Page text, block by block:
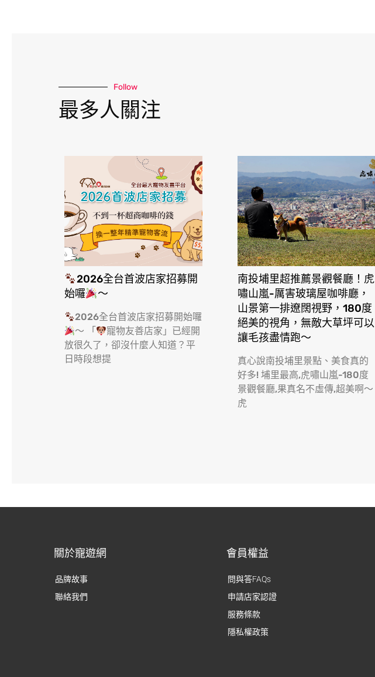
Follow
最多人關注
2026全台首波店家招募開
始囉
～
2026全台首波店家招募開始囉
～ 「
寵物友善店家」已經開
放很久了，卻沒什麼人知道？平
日時段想提
南投埔里超推薦景觀餐廳！虎
嘯山嵐-厲害玻璃屋咖啡廳，
山景第一排遼闊視野，180度
絕美的視角，無敵大草坪可以
讓毛孩盡情跑〜
真心說南投埔里景點、美食真的
好多! 埔里最高,虎嘯山嵐-180度
景觀餐廳,果真名不虛傳,超美啊〜
虎
關於寵遊網
品牌故事
聯絡我們
會員權益
問與答FAQs
申請店家認證
服務條款
隱私權政策